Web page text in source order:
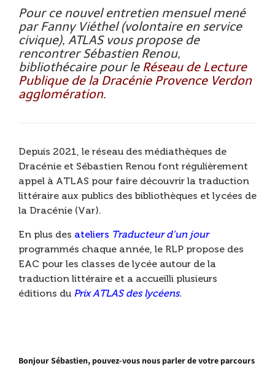
Pour ce nouvel entretien mensuel mené
par Fanny Viéthel (volontaire en service
civique), ATLAS vous propose de
rencontrer Sébastien Renou,
bibliothécaire pour le Réseau de Lecture
Publique de la Dracénie Provence Verdon
agglomération.
Depuis 2021, le réseau des médiathèques de
Dracénie et Sébastien Renou font régulièrement
appel à ATLAS pour faire découvrir la traduction
littéraire aux publics des bibliothèques et lycées de
la Dracénie (Var).
En plus des ateliers Traducteur d’un jour
programmés chaque année, le RLP propose des
EAC pour les classes de lycée autour de la
traduction littéraire et a accueilli plusieurs
éditions du Prix ATLAS des lycéens.
Bonjour Sébastien, pouvez-vous nous parler de votre parcours